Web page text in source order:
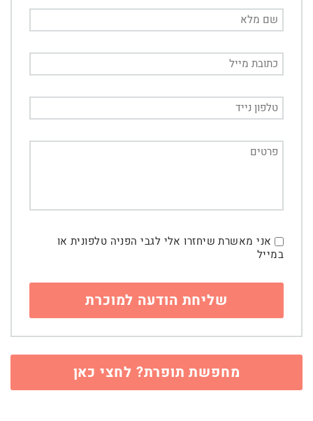
אני מאשרת שיחזרו אלי לגבי הפניה טלפונית או
במייל
מחפשת תופרת? לחצי כאן